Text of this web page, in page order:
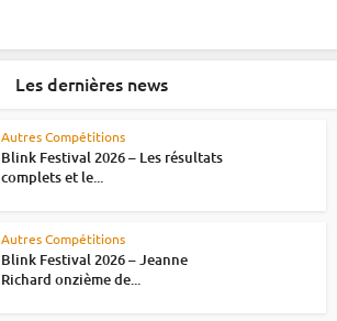
Les dernières news
Autres Compétitions
Blink Festival 2026 – Les résultats
complets et le...
Autres Compétitions
Blink Festival 2026 – Jeanne
Richard onzième de...